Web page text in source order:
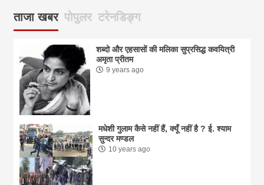
ताजा खबर पोपुलर टरेनडिङ्ग
शब्दो और एहसासों की मलिका सुप्रसिद्ध कवयित्री
अमृता प्रीतम
9 years ago
मधेशी गुलाम कैसे नहीं हैं, क्यूँ नहीं है ? ई. श्याम
सुन्दर मण्डल
10 years ago